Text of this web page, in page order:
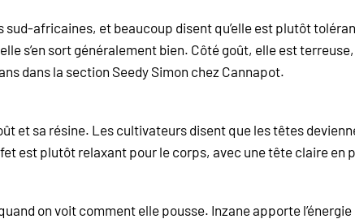
sud-africaines, et beaucoup disent qu’elle est plutôt
s’en sort généralement bien. Côté goût, elle est
dans la section Seedy Simon chez Cannapot.
et sa résine. Les cultivateurs disent que les têtes
est plutôt relaxant pour le corps, avec une tête claire en
on voit comment elle pousse. Inzane apporte